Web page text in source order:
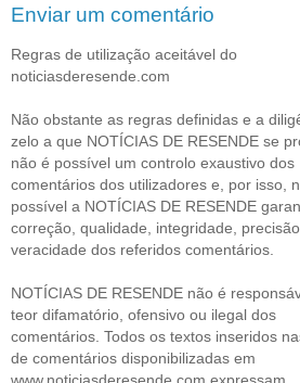
Enviar um comentário
Regras de utilização aceitável do
noticiasderesende.com
Não obstante as regras definidas e a
zelo a que NOTÍCIAS DE RESENDE se
não é possível um controlo exaustivo dos
comentários dos utilizadores e, por isso,
possível a NOTÍCIAS DE RESENDE
correção, qualidade, integridade,
veracidade dos referidos comentários.
NOTÍCIAS DE RESENDE não é
teor difamatório, ofensivo ou ilegal dos
comentários. Todos os textos inseridos
de comentários disponibilizadas em
www.noticiasderesende.com expressam